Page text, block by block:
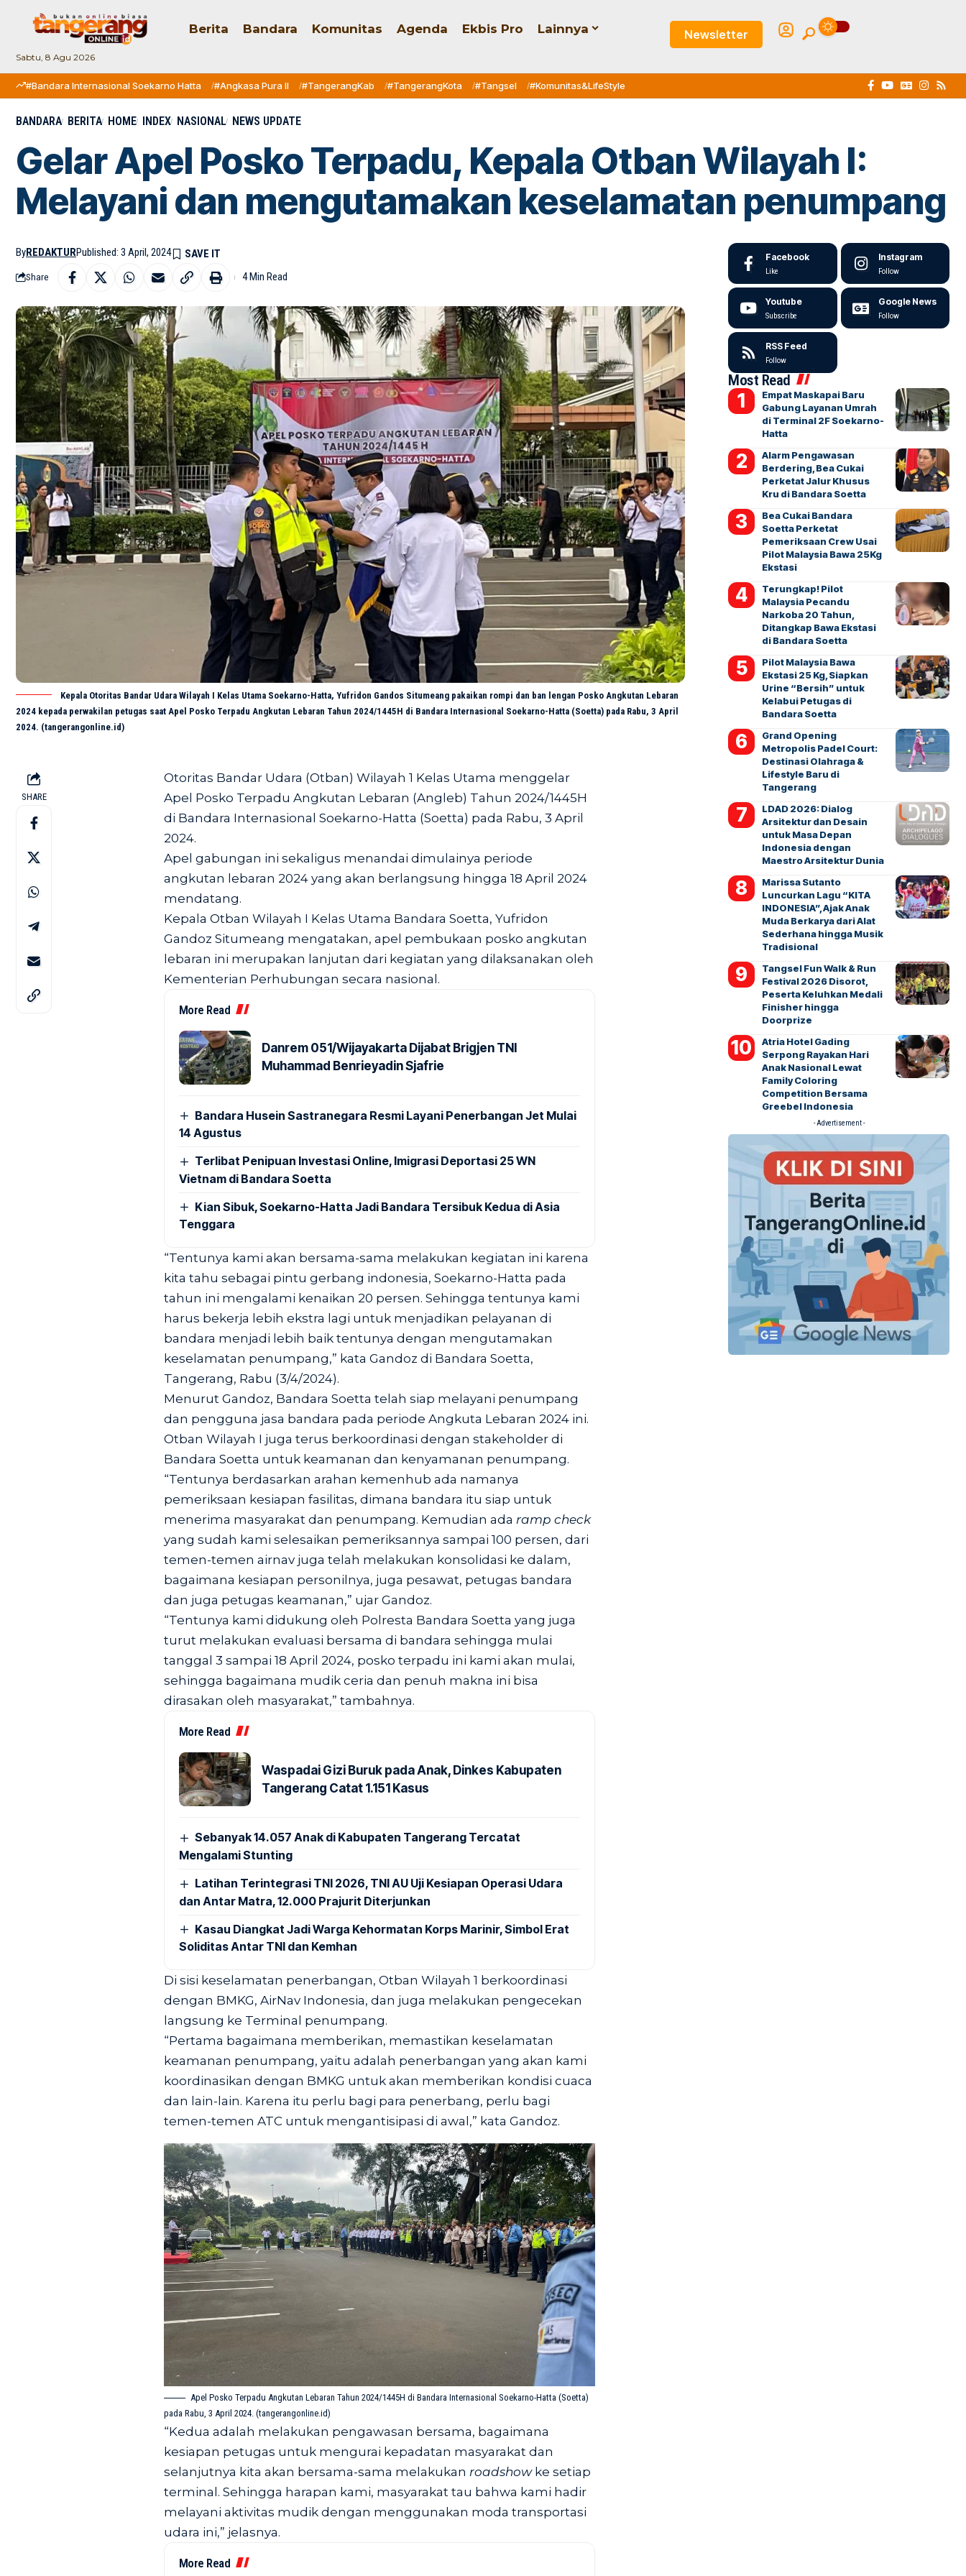
Sabtu, 8 Agu 2026
Berita Bandara Komunitas Agenda Ekbis Pro Lainnya Newsletter
#Bandara Internasional Soekarno Hatta #Angkasa Pura II #TangerangKab #TangerangKota #Tangsel #Komunitas&LifeStyle
BANDARA BERITA HOME INDEX NASIONAL NEWS UPDATE
Gelar Apel Posko Terpadu, Kepala Otban Wilayah I:
Melayani dan mengutamakan keselamatan penumpang
ByREDAKTURPublished: 3 April, 2024
Share 4 Min Read
Kepala Otoritas Bandar Udara Wilayah I Kelas Utama Soekarno-Hatta, Yufridon Gandos Situmeang pakaikan rompi dan ban lengan Posko Angkutan Lebaran
2024 kepada perwakilan petugas saat Apel Posko Terpadu Angkutan Lebaran Tahun 2024/1445H di Bandara Internasional Soekarno-Hatta (Soetta) pada Rabu, 3 April
2024. (tangerangonline.id)
SHARE
Otoritas Bandar Udara (Otban) Wilayah 1 Kelas Utama menggelar
Apel Posko Terpadu Angkutan Lebaran (Angleb) Tahun 2024/1445H
di Bandara Internasional Soekarno-Hatta (Soetta) pada Rabu, 3 April
2024.
Apel gabungan ini sekaligus menandai dimulainya periode
angkutan lebaran 2024 yang akan berlangsung hingga 18 April 2024
mendatang.
Kepala Otban Wilayah I Kelas Utama Bandara Soetta, Yufridon
Gandoz Situmeang mengatakan, apel pembukaan posko angkutan
lebaran ini merupakan lanjutan dari kegiatan yang dilaksanakan oleh
Kementerian Perhubungan secara nasional.
More Read
Danrem 051/Wijayakarta Dijabat Brigjen TNI
Muhammad Benrieyadin Sjafrie
Bandara Husein Sastranegara Resmi Layani Penerbangan Jet Mulai
14 Agustus
Terlibat Penipuan Investasi Online, Imigrasi Deportasi 25 WN
Vietnam di Bandara Soetta
Kian Sibuk, Soekarno-Hatta Jadi Bandara Tersibuk Kedua di Asia
Tenggara
“Tentunya kami akan bersama-sama melakukan kegiatan ini karena
kita tahu sebagai pintu gerbang indonesia, Soekarno-Hatta pada
tahun ini mengalami kenaikan 20 persen. Sehingga tentunya kami
harus bekerja lebih ekstra lagi untuk menjadikan pelayanan di
bandara menjadi lebih baik tentunya dengan mengutamakan
keselamatan penumpang,” kata Gandoz di Bandara Soetta,
Tangerang, Rabu (3/4/2024).
Menurut Gandoz, Bandara Soetta telah siap melayani penumpang
dan pengguna jasa bandara pada periode Angkuta Lebaran 2024 ini.
Otban Wilayah I juga terus berkoordinasi dengan stakeholder di
Bandara Soetta untuk keamanan dan kenyamanan penumpang.
“Tentunya berdasarkan arahan kemenhub ada namanya
pemeriksaan kesiapan fasilitas, dimana bandara itu siap untuk
menerima masyarakat dan penumpang. Kemudian ada ramp check
yang sudah kami selesaikan pemeriksannya sampai 100 persen, dari
temen-temen airnav juga telah melakukan konsolidasi ke dalam,
bagaimana kesiapan personilnya, juga pesawat, petugas bandara
dan juga petugas keamanan,” ujar Gandoz.
“Tentunya kami didukung oleh Polresta Bandara Soetta yang juga
turut melakukan evaluasi bersama di bandara sehingga mulai
tanggal 3 sampai 18 April 2024, posko terpadu ini kami akan mulai,
sehingga bagaimana mudik ceria dan penuh makna ini bisa
dirasakan oleh masyarakat,” tambahnya.
More Read
Waspadai Gizi Buruk pada Anak, Dinkes Kabupaten
Tangerang Catat 1.151 Kasus
Sebanyak 14.057 Anak di Kabupaten Tangerang Tercatat
Mengalami Stunting
Latihan Terintegrasi TNI 2026, TNI AU Uji Kesiapan Operasi Udara
dan Antar Matra, 12.000 Prajurit Diterjunkan
Kasau Diangkat Jadi Warga Kehormatan Korps Marinir, Simbol Erat
Soliditas Antar TNI dan Kemhan
Di sisi keselamatan penerbangan, Otban Wilayah 1 berkoordinasi
dengan BMKG, AirNav Indonesia, dan juga melakukan pengecekan
langsung ke Terminal penumpang.
“Pertama bagaimana memberikan, memastikan keselamatan
keamanan penumpang, yaitu adalah penerbangan yang akan kami
koordinasikan dengan BMKG untuk akan memberikan kondisi cuaca
dan lain-lain. Karena itu perlu bagi para penerbang, perlu bagi
temen-temen ATC untuk mengantisipasi di awal,” kata Gandoz.
Apel Posko Terpadu Angkutan Lebaran Tahun 2024/1445H di Bandara Internasional Soekarno-Hatta (Soetta)
pada Rabu, 3 April 2024. (tangerangonline.id)
“Kedua adalah melakukan pengawasan bersama, bagaimana
kesiapan petugas untuk mengurai kepadatan masyarakat dan
selanjutnya kita akan bersama-sama melakukan roadshowke setiap
terminal. Sehingga harapan kami, masyarakat tau bahwa kami hadir
melayani aktivitas mudik dengan menggunakan moda transportasi
udara ini,” jelasnya.
More Read
Facebook
Like
Instagram
Follow
Youtube
Subscribe
Google News
Follow
RSS Feed
Follow
Most Read
Empat Maskapai Baru
Gabung Layanan Umrah
di Terminal 2F Soekarno-
Hatta
Alarm Pengawasan
Berdering, Bea Cukai
Perketat Jalur Khusus
Kru di Bandara Soetta
Bea Cukai Bandara
Soetta Perketat
Pemeriksaan Crew Usai
Pilot Malaysia Bawa 25Kg
Ekstasi
Terungkap! Pilot
Malaysia Pecandu
Narkoba 20 Tahun,
Ditangkap Bawa Ekstasi
di Bandara Soetta
Pilot Malaysia Bawa
Ekstasi 25 Kg, Siapkan
Urine “Bersih” untuk
Kelabui Petugas di
Bandara Soetta
Grand Opening
Metropolis Padel Court:
Destinasi Olahraga &
Lifestyle Baru di
Tangerang
LDAD 2026: Dialog
Arsitektur dan Desain
untuk Masa Depan
Indonesia dengan
Maestro Arsitektur Dunia
Marissa Sutanto
Luncurkan Lagu “KITA
INDONESIA”, Ajak Anak
Muda Berkarya dari Alat
Sederhana hingga Musik
Tradisional
Tangsel Fun Walk & Run
Festival 2026 Disorot,
Peserta Keluhkan Medali
Finisher hingga
Doorprize
Atria Hotel Gading
Serpong Rayakan Hari
Anak Nasional Lewat
Family Coloring
Competition Bersama
Greebel Indonesia
- Advertisement -